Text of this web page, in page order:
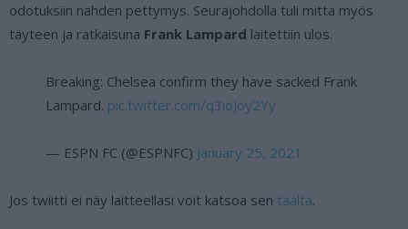
odotuksiin nähden pettymys. Seurajohdolla tuli mitta myös
täyteen ja ratkaisuna Frank Lampard laitettiin ulos.
Breaking: Chelsea confirm they have sacked Frank
Lampard. pic.twitter.com/q3ioJoy2Yy
— ESPN FC (@ESPNFC) January 25, 2021
Jos twiitti ei näy laitteellasi voit katsoa sen täältä.